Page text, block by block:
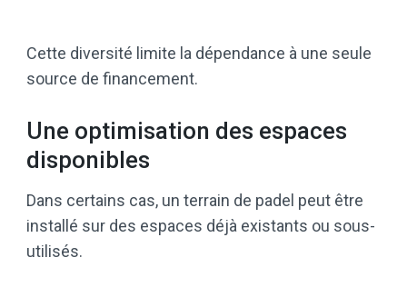
Cette diversité limite la dépendance à une seule
source de financement.
Une optimisation des espaces
disponibles
Dans certains cas, un terrain de padel peut être
installé sur des espaces déjà existants ou sous-
utilisés.